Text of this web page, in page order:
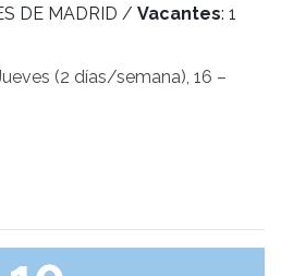
DE MADRID / Vacantes: 1
(2 días/semana), 16 –